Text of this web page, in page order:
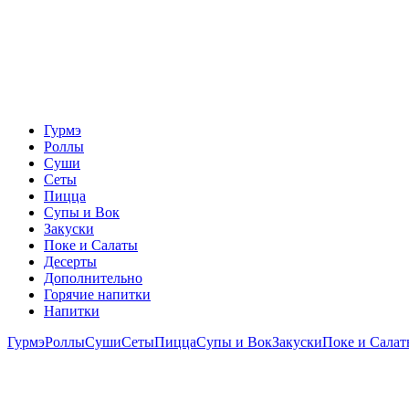
Гурмэ
Роллы
Суши
Сеты
Пицца
Супы и Вок
Закуски
Поке и Салаты
Десерты
Дополнительно
Горячие напитки
Напитки
ГурмэРоллыСушиСетыПиццаСупы и ВокЗакускиПоке и